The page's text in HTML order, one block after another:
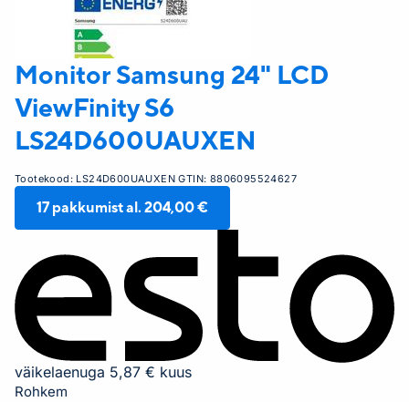
Monitor Samsung 24" LCD
ViewFinity S6
LS24D600UAUXEN
Tootekood: LS24D600UAUXEN GTIN: 8806095524627
17 pakkumist al. 204,00 €
väikelaenuga 5,87 € kuus
Rohkem